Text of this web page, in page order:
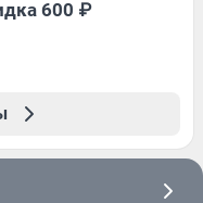
600 ₽